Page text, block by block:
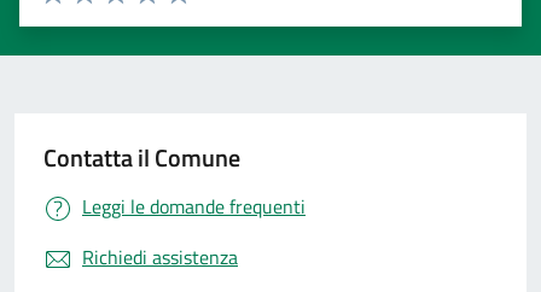
Valuta 5 stelle su 5
Valuta 4 stelle su 5
Valuta 3 stelle su 5
Valuta 2 stelle su 5
Valuta 1 stelle su 5
Contatta il Comune
Leggi le domande frequenti
Richiedi assistenza